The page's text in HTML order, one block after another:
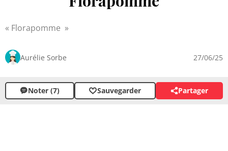
Florapomme
Aurélie Sorbe 27/06/25
Noter (7) Sauvegarder Partager